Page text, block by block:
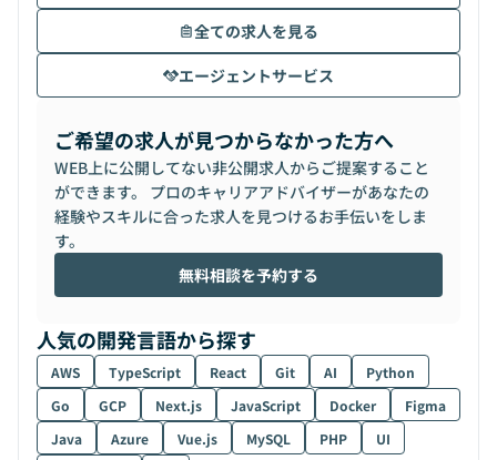
全ての求人を見る
エージェントサービス
ご希望の求人が見つからなかった方へ
WEB上に公開してない非公開求人からご提案すること
ができます。 プロのキャリアアドバイザーがあなたの
経験やスキルに合った求人を見つけるお手伝いをしま
す。
無料相談を予約する
人気の開発言語から探す
AWS TypeScript React Git AI
Python
Go
GCP Next.js JavaScript Docker
Figma
Java
Azure Vue.js MySQL PHP
UI